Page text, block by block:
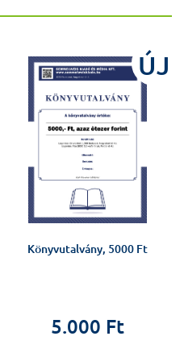
ÚJ
Könyvutalvány, 5000 Ft
5.000 Ft